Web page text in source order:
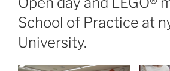
School of Practice at
University.